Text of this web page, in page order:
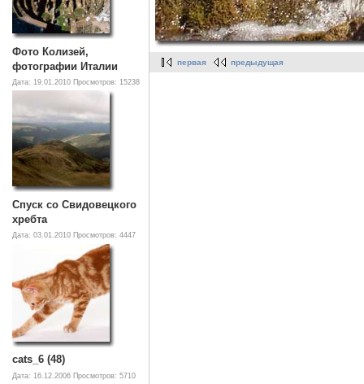
Фото Колизей,
фотографии Италии
Дата: 19.01.2010 Просмотров: 15238
Спуск со Свидовецкого
хребта
Дата: 03.01.2010 Просмотров: 4447
cats_6 (48)
Дата: 16.12.2006 Просмотров: 5710
первая предыдущая